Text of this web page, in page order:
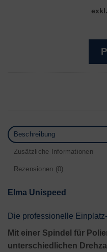
Beschreibung
Zusätzliche Informationen
Rezensionen (0)
Elma Unispeed
Die professionelle
Mit einer Spindel für
unterschiedlichen